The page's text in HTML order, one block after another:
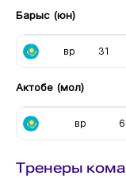
Барыс (юн)
вр 31
Актобе (мол)
вр
Тренеры